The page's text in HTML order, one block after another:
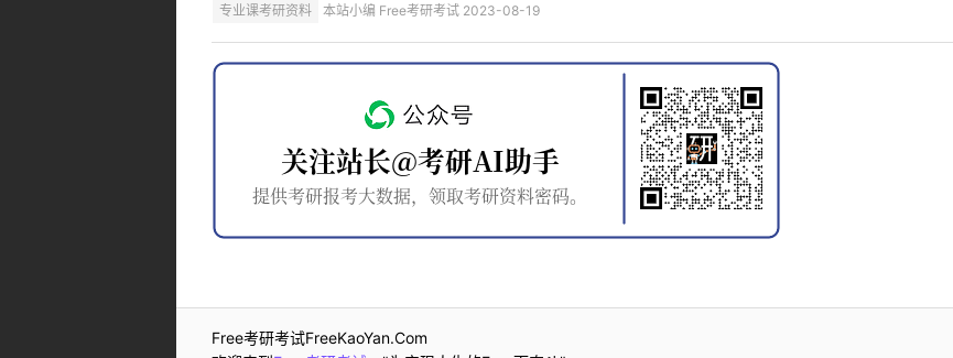
专业课考研资料 本站小编 Free考研考试 2023-08-19
Free考研考试FreeKaoYan.Com